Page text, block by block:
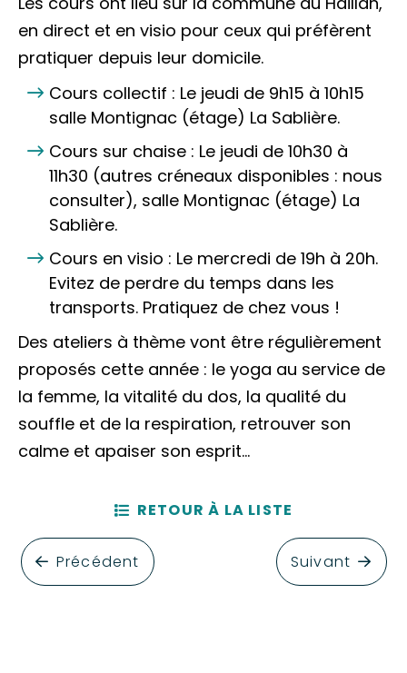
en direct et en visio pour ceux qui préfèrent
pratiquer depuis leur domicile.
Cours collectif : Le jeudi de 9h15 à 10h15
salle Montignac (étage) La Sablière.
Cours sur chaise : Le jeudi de 10h30 à
11h30 (autres créneaux disponibles : nous
consulter), salle Montignac (étage) La
Sablière.
Cours en visio : Le mercredi de 19h à 20h.
Evitez de perdre du temps dans les
transports. Pratiquez de chez vous !
Des ateliers à thème vont être régulièrement
proposés cette année : le yoga au service de
la femme, la vitalité du dos, la qualité du
souffle et de la respiration, retrouver son
calme et apaiser son esprit…
Précédent
RETOUR À LA LISTE
Suivant